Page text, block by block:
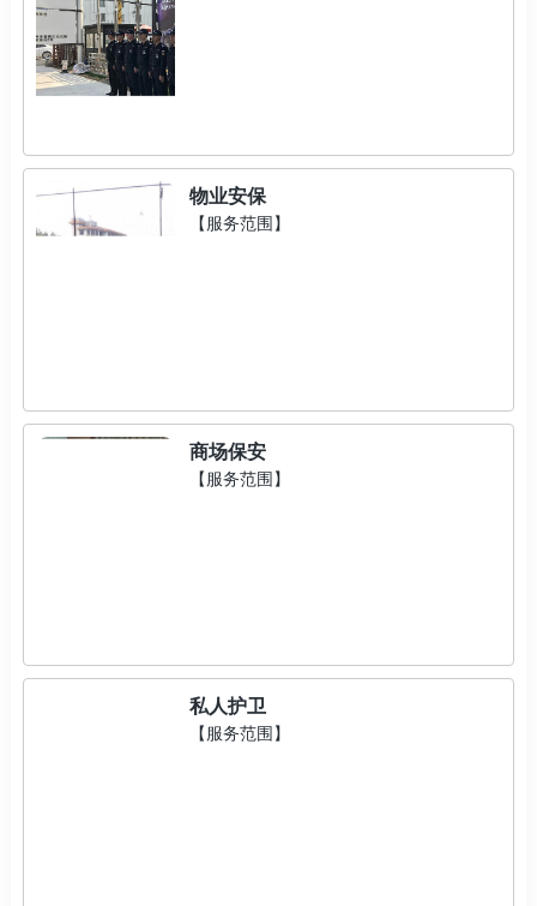
物业安保
【服务范围】
商场保安
【服务范围】
私人护卫
【服务范围】